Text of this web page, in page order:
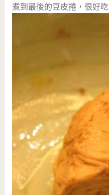
煮到最後的豆皮捲，很好吃